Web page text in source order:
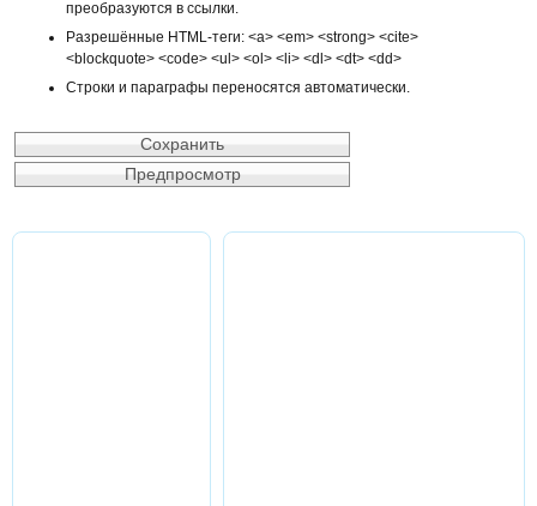
преобразуются в ссылки.
Разрешённые HTML-теги: <a> <em> <strong> <cite>
<blockquote> <code> <ul> <ol> <li> <dl> <dt> <dd>
Строки и параграфы переносятся автоматически.